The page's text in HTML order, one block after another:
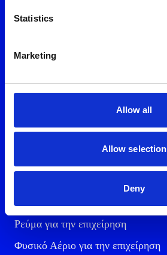
Statistics
Marketing
Allow all
Allow selection
Deny
Εύκολα & γρήγορα
Προϊόντα και υπηρεσίες
Ενέργεια και κινητή
Ρεύμα για την επιχείρηση
Φυσικό Αέριο για την επιχείρηση